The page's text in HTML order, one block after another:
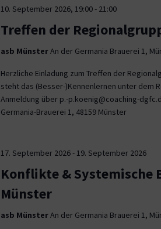
10. September 2026, 19:00- 21:00
Treffen der
asb MünsterAn der Germania Brauerei 1,
Herzliche Einladung zum Treffen der
steht das (Besser-)Kennenlernen unter dem
Anmeldung über p.-p.koenig@coaching-
Germania-Brauerei 1, 48159 Münster
17. September 2026- 19. September 2026
Konflikte & Systemische
Münster
asb MünsterAn der Germania Brauerei 1,